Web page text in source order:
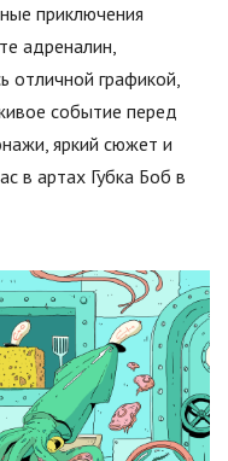
приключения
адреналин,
отличной графикой,
событие перед
яркий сюжет и
в артах Губка Боб в